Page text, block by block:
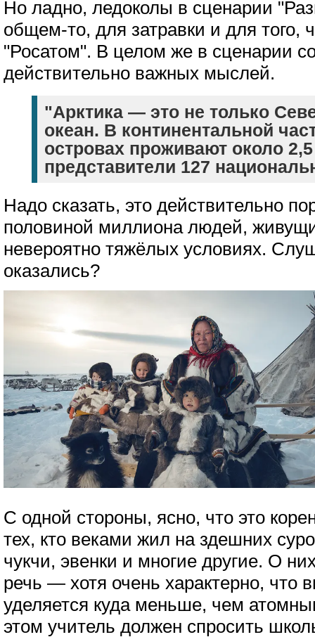
Но ладно, ледоколы в сценарии
общем-то, для затравки и для того,
"Росатом". В целом же в сценарии
действительно важных мыслей.
"Арктика — это не только
океан. В континентальной
островах проживают около
представители 127
Надо сказать, это действительно
половиной миллиона людей,
невероятно тяжёлых условиях.
оказались?
С одной стороны, ясно, что это
тех, кто веками жил на здешних
чукчи, эвенки и многие другие. О
речь — хотя очень характерно, что
уделяется куда меньше, чем
этом учитель должен спросить